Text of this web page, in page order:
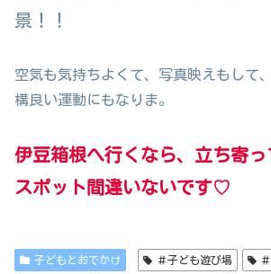
景！！
空気も気持ちよくて、写真映えもして
構良い運動にもなりま。
伊豆箱根へ行くなら、立ち寄
スポット間違いないです♡
子どもとおでかけ ＃子ども遊び場